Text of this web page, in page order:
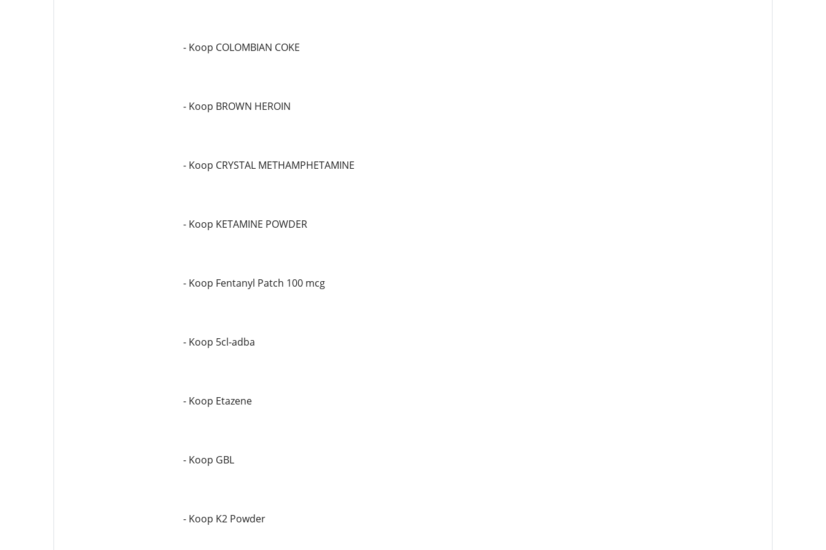
- Koop COLOMBIAN COKE
- Koop BROWN HEROIN
- Koop CRYSTAL METHAMPHETAMINE
- Koop KETAMINE POWDER
- Koop Fentanyl Patch 100 mcg
- Koop 5cl-adba
- Koop Etazene
- Koop GBL
- Koop K2 Powder